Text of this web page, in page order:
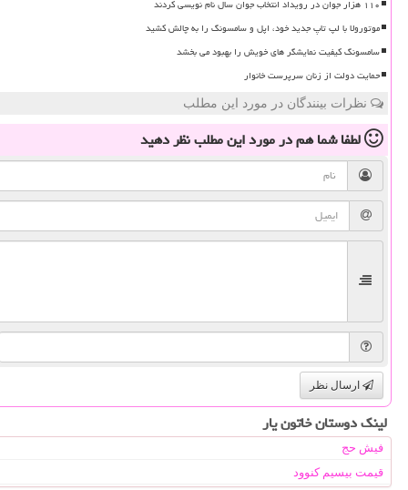
۱۱۰ هزار جوان در رویداد انتخاب جوان سال نام نویسی کردند
موتورولا با لپ تاپ جدید خود، اپل و سامسونگ را به چالش کشید
سامسونگ کیفیت نمایشگر های خویش را بهبود می بخشد
حمایت دولت از زنان سرپرست خانوار
نظرات بینندگان در مورد این مطلب
لطفا شما همدر مورد این مطلبنظر دهید
ارسال نظر
لینک دوستان خاتون یار
فیش حج
قیمت بیسیم کنوود